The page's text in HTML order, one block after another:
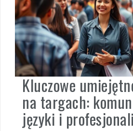
Kluczowe
na targach:
języki i